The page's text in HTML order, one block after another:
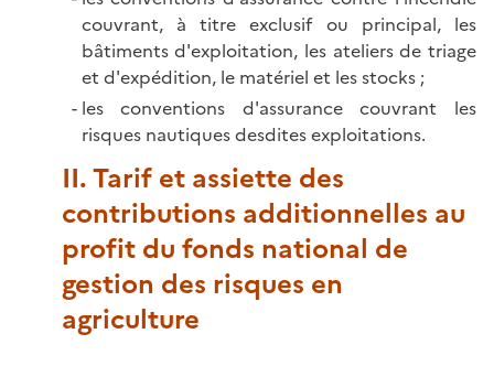
couvrant, à titre exclusif ou principal, les
bâtiments d'exploitation, les ateliers de triage
et d'expédition, le matériel et les stocks ;
les conventions d'assurance couvrant les
risques nautiques desdites exploitations.
II. Tarif et assiette des
contributions additionnelles au
profit du fonds national de
gestion des risques en
agriculture